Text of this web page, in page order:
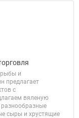
рыбы и
предлагает
с
вяленую
сыры и хрустящие